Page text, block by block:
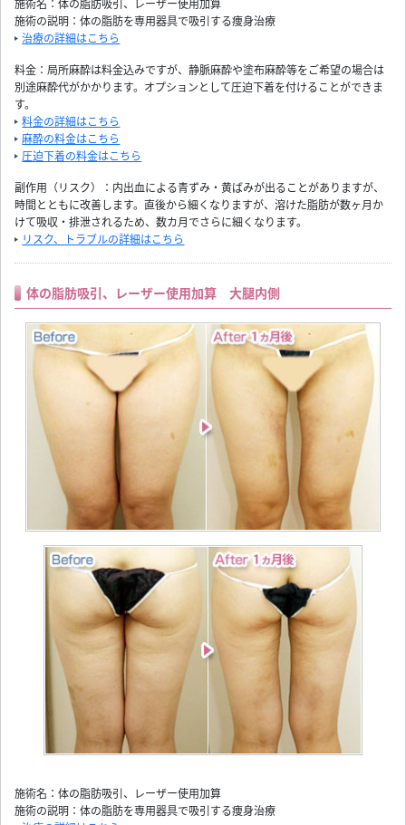
施術名：体の脂肪吸引、レーザー使用加算
施術の説明：体の脂肪を専用器具で吸引する痩身治療
治療の詳細はこちら
料金：局所麻酔は料金込みですが、静脈麻酔や塗布麻酔等をご希望の場合は
別途麻酔代がかかります。オプションとして圧迫下着を付けることができま
す。
料金の詳細はこちら
麻酔の料金はこちら
圧迫下着の料金はこちら
副作用（リスク）：内出血による青ずみ・黄ばみが出ることがありますが、
時間とともに改善します。直後から細くなりますが、溶けた脂肪が数ヶ月か
けて吸収・排泄されるため、数カ月でさらに細くなります。
リスク、トラブルの詳細はこちら
体の脂肪吸引、レーザー使用加算 大腿内側
施術名：体の脂肪吸引、レーザー使用加算
施術の説明：体の脂肪を専用器具で吸引する痩身治療